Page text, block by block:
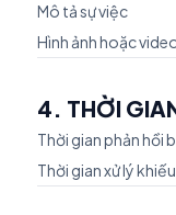
Mô tả sự việc
Hình ảnh hoặc
4. THỜI
Thời gian phản hồi
Thời gian xử lý